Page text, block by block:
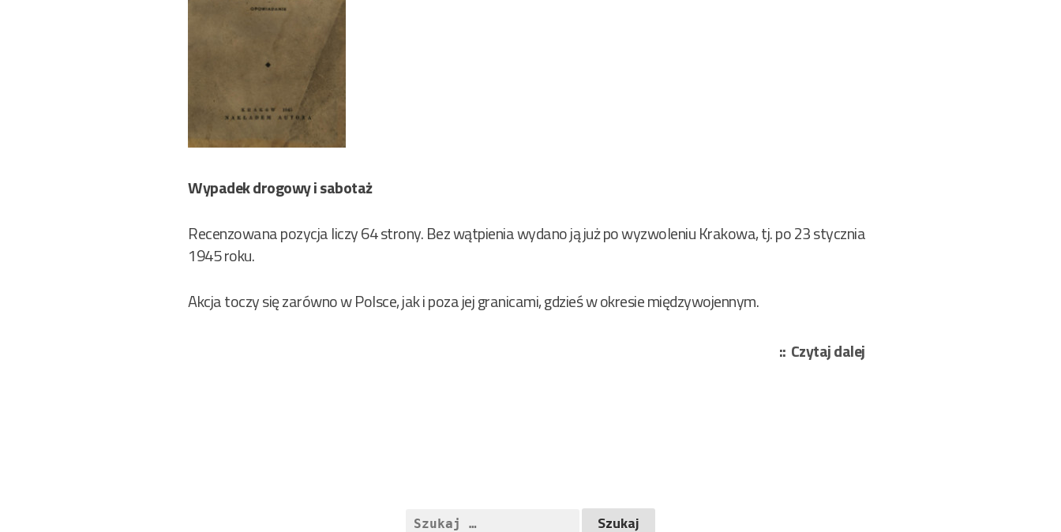
Wypadek drogowy i sabotaż
Recenzowana pozycja liczy 64 strony. Bez wątpienia wydano ją już po wyzwoleniu Krakowa, tj. po 23 stycznia
1945 roku.
Akcja toczy się zarówno w Polsce, jak i poza jej granicami, gdzieś w okresie międzywojennym.
Czytaj dalej„Rokosz
Szukaj: